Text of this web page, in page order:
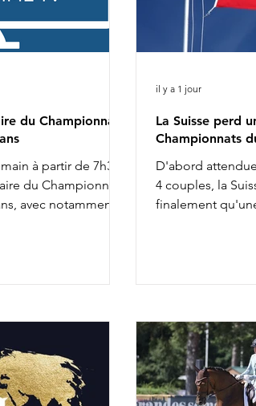
du Championnat
à partir de 7h30 :
du Championnat
avec notamment :
& Secret Agent
van Liere & Red
: Leonie Richter &
de départ complète
La Suisse perd
Championnats
D'abord attendue
4 couples, la
finalement
Charlotte
semaine
helvétiques.
Bonheur de la
de l'équipe
n'a par ailleurs
il y a 1 jour